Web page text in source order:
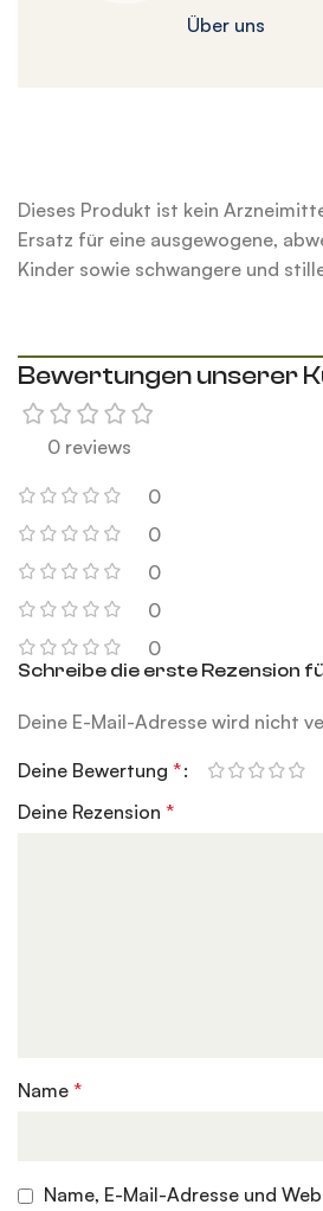
Über uns
Dieses Produkt ist kein
Ersatz für eine ausgewogene,
Kinder sowie schwangere und
Bewertungen unserer
0 reviews
0
0
0
0
0
Schreibe die erste Rezension
Deine E-Mail-Adresse wird nicht
Deine Bewertung *
Deine Rezension *
Name *
Name, E-Mail-Adresse und